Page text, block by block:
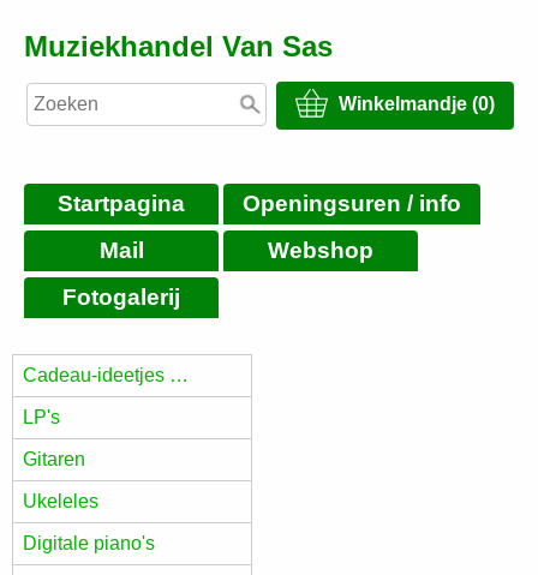
Muziekhandel Van Sas
Winkelmandje (0)
Startpagina
Openingsuren / info
Mail
Webshop
Fotogalerij
Cadeau-ideetjes …
LP's
Gitaren
Ukeleles
Digitale piano's